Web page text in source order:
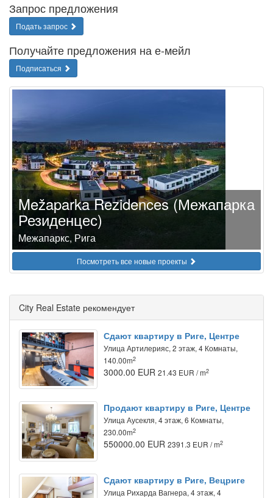
Запрос предложения
Подать запрос
Получайте предложения на е-мейл
Подписаться
Mežaparka Rezidences (Межапарка
Резиденцес)
Межапаркс, Рига
Посмотреть все новые проекты
City Real Estate рекомендует
Сдают квартиру в Риге, Центре
Улица Артилерияс, 2 этаж, 4 Комнаты,
140.00m2
3000.00 EUR 21.43 EUR / m2
Продают квартиру в Риге, Центре
Улица Аусекля, 4 этаж, 6 Комнаты,
230.00m2
550000.00 EUR 2391.3 EUR / m2
Сдают квартиру в Риге, Вецриге
Улица Рихарда Вагнера, 4 этаж, 4